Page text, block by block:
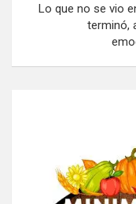
Lo que no se vio
terminó,